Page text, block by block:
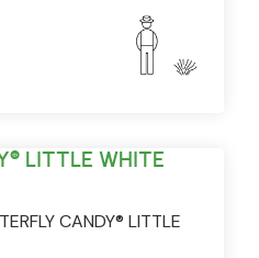
LITTLE WHITE
CANDY® LITTLE